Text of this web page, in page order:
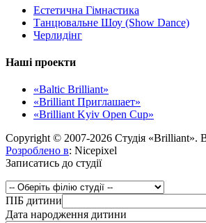
Естетична Гімнастика
Танцювальне Шоу (Show Dance)
Черлидінг
Наші проекти
«Baltic Brilliant»
«Brilliant Приглашает»
«Brilliant Kyiv Open Cup»
Copyright © 2007-2026 Студія «Brilliant».
Розроблено в: Nicepixel
Записатись до студії
ПІБ дитини
Дата народження дитини